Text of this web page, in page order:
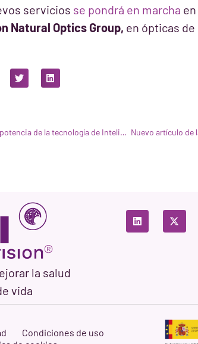
servicios se pondrá en marcha
Natural Optics Group, en ópticas de
WIVI VISION pone toda la potencia de la tecnología de Inteligencia Artificial de IBM al servicio de la salud visual
la salud
vida
Condiciones de uso